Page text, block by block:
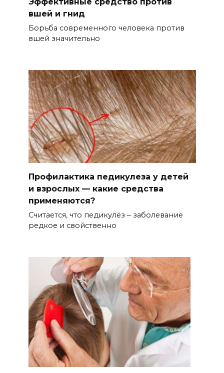
вшей и гнид
Борьба современного человека против
вшей значительно
Профилактика педикулеза у детей
и взрослых — какие средства
применяются?
Считается, что педикулёз ‒ заболевание
редкое и свойственно